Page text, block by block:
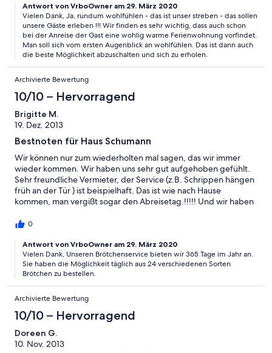
Antwort von VrboOwner am 29. März 2020
Vielen Dank, Ja, rundum wohlfühlen - das ist unser streben - das sollen
unsere Gäste erleben !!! Wir finden es sehr wichtig, dass auch schon
bei der Anreise der Gast eine wohlig warme Ferienwohnung vorfindet.
Man soll sich vom ersten Augenblick an wohlfühlen. Das ist dann auch
die beste Möglichkeit abzuschalten und sich zu erholen.
Archivierte Bewertung
10/10 – Hervorragend
Brigitte M.
19. Dez. 2013
Bestnoten für Haus Schumann
Wir können nur zum wiederholten mal sagen, das wir immer
wieder kommen. Wir haben uns sehr gut aufgehoben gefühlt.
Sehr freundliche Vermieter, der Service (z.B. Schrippen hängen
früh an der Tür ) ist beispielhaft. Das ist wie nach Hause
kommen, man vergißt sogar den Abreisetag.!!!!! Und wir haben
Weiterempfehlen können wir die se Unterkunft auf jeden Fall.
0
Antwort von VrboOwner am 29. März 2020
Vielen Dank, Unseren Brötchenservice bieten wir 365 Tage im Jahr an.
Sie haben die Möglichkeit täglich aus 24 verschiedenen Sorten
Brötchen zu bestellen.
Archivierte Bewertung
10/10 – Hervorragend
Doreen G.
10. Nov. 2013